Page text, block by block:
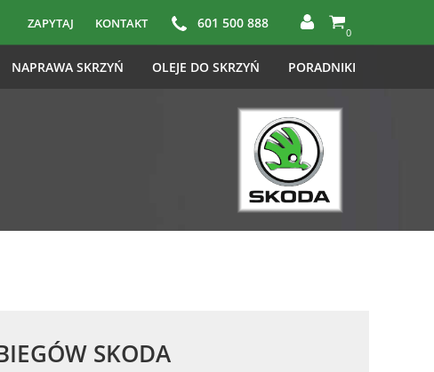
ZAPYTAJ KONTAKT 601 500 888
0
NAPRAWA SKRZYŃ OLEJE DO SKRZYŃ PORADNIKI
SKODA